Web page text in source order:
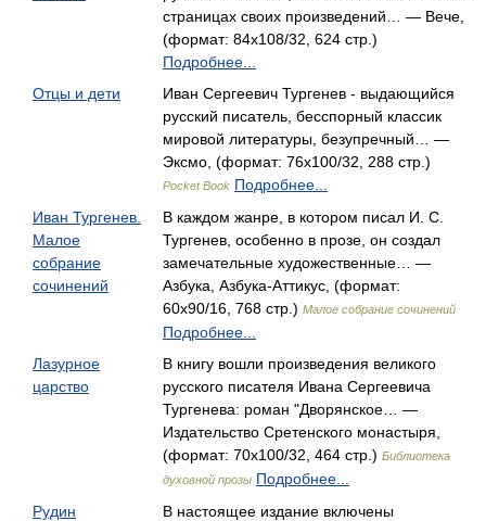
страницах своих произведений… — Вече,
(формат: 84x108/32, 624 стр.)
Подробнее...
Отцы и дети
Иван Сергеевич Тургенев - выдающийся
русский писатель, бесспорный классик
мировой литературы, безупречный… —
Эксмо, (формат: 76x100/32, 288 стр.)
Pocket Book Подробнее...
Иван Тургенев.
Малое
собрание
сочинений
В каждом жанре, в котором писал И. С.
Тургенев, особенно в прозе, он создал
замечательные художественные… —
Азбука, Азбука-Аттикус, (формат:
60x90/16, 768 стр.) Малое собрание сочинений
Подробнее...
Лазурное
царство
В книгу вошли произведения великого
русского писателя Ивана Сергеевича
Тургенева: роман "Дворянское… —
Издательство Сретенского монастыря,
(формат: 70x100/32, 464 стр.) Библиотека
духовной прозы Подробнее...
Рудин
В настоящее издание включены